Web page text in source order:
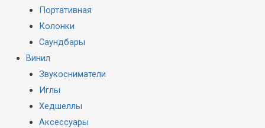
Портативная
Колонки
Саундбары
Винил
Звукосниматели
Иглы
Хедшеллы
Аксессуары